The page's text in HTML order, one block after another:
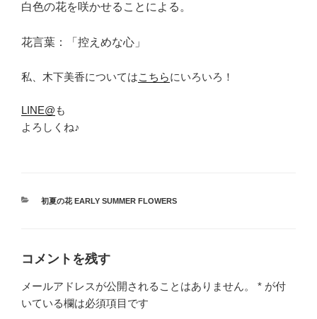
白色の花を咲かせることによる。
花言葉：「控えめな心」
私、木下美香についてはこちらにいろいろ！
LINE@ も
よろしくね♪
カ
初夏の花 EARLY SUMMER FLOWERS
コメントを残す
メールアドレスが公開されることはありません。 * が付
いている欄は必須項目です